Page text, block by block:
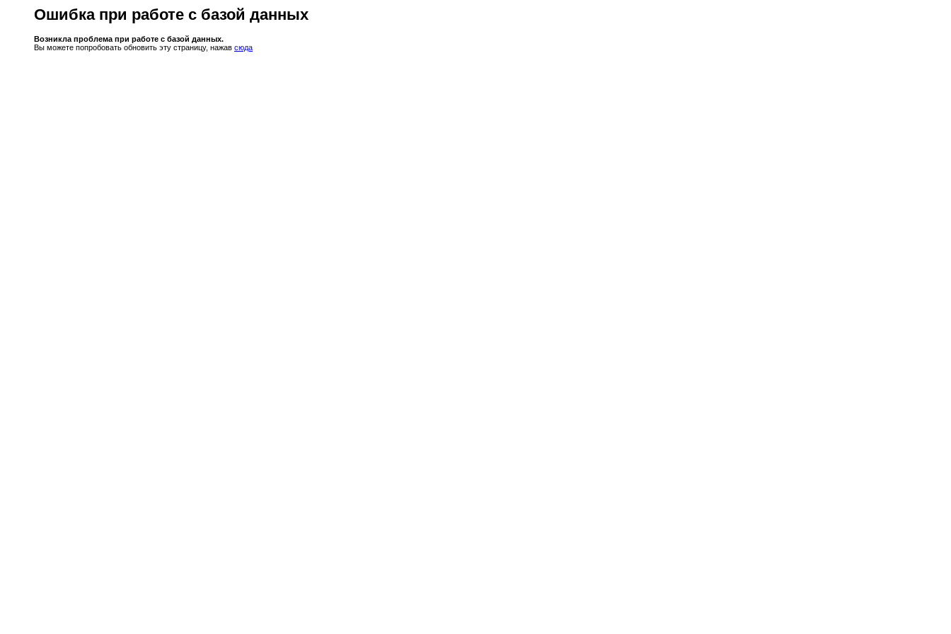
Ошибка при работе с базой данных
Возникла проблема при работе с базой данных.
Вы можете попробовать обновить эту страницу, нажав сюда